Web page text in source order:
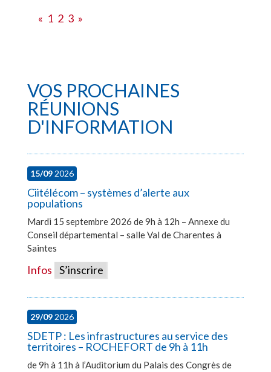
« 1 2 3 »
VOS PROCHAINES
RÉUNIONS
D'INFORMATION
15/092026
Ciitélécom – systèmes d’alerte aux
populations
Mardi 15 septembre 2026 de 9h à 12h – Annexe du
Conseil départemental – salle Val de Charentes à
Saintes
Infos S’inscrire
29/092026
SDETP : Les infrastructures au service des
territoires – ROCHEFORT de 9h à 11h
de 9h à 11h à l’Auditorium du Palais des Congrès de